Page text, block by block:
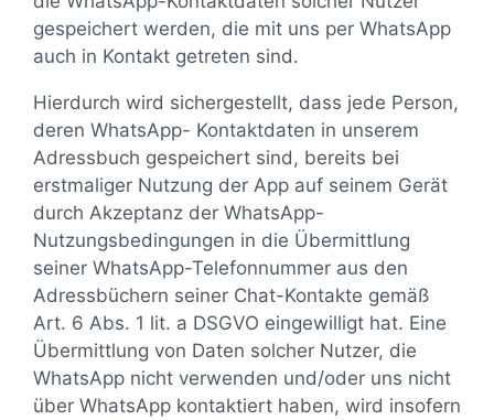
gespeichert werden, die mit uns per WhatsApp
auch in Kontakt getreten sind.
Hierdurch wird sichergestellt, dass jede Person,
deren WhatsApp- Kontaktdaten in unserem
Adressbuch gespeichert sind, bereits bei
erstmaliger Nutzung der App auf seinem Gerät
durch Akzeptanz der WhatsApp-
Nutzungsbedingungen in die Übermittlung
seiner WhatsApp-Telefonnummer aus den
Adressbüchern seiner Chat-Kontakte gemäß
Art. 6 Abs. 1 lit. a DSGVO eingewilligt hat. Eine
Übermittlung von Daten solcher Nutzer, die
WhatsApp nicht verwenden und/oder uns nicht
über WhatsApp kontaktiert haben, wird insofern